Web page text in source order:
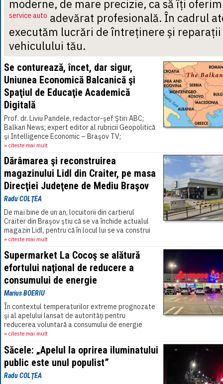
moderne, de mare precizie, ca să îți
adevărat profesională. În cadrul
service auto
executăm lucrări de întreținere și reparații
vehiculului tău.
Se conturează, încet, dar sigur,
Uniunea Economică Balcanică şi
Spaţiul de Educaţie Academică
Digitală
Prof. dr. Liviu Pandele, redactor-şef Ştiri ABC;
Balkan News; expert editor al rubricii Geopolitică
şi Intelligence Economic – Braşov TV;
Strategikon; Carpatia Jurnal; KAmKam Media
News, Londra[...]
» citeste mai mult
Dărâmarea şi reconstruirea
magazinului Lidl din Craiter, pe masa
Direcţiei Judeţene de Mediu Braşov
Radu COLŢEA
De mai bine de un an, locuitorii din cartierul
Craiter din Braşov ştiu că se va închide actualul
magazin Lidl, pentru că în locul lui se va construi
un noi magazin. Momentul în[...]
» citeste mai mult
Supermarket La Cocoş se alătură
efortului naţional de reducere a
consumului de energie
Marius BOERIU
În contextul temperaturilor extreme prognozate
şi al apelului lansat de autorităţi pentru
reducerea voluntară a consumului de energie
electrică, Supermarket La Cocoş a anunţat
miercuri,[...]
» citeste mai mult
Săcele: „Apelul la oprirea iluminatului
public este unul populist”
Radu COLŢEA